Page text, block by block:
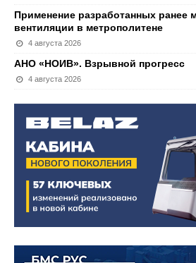
Применение разработанных ранее
вентиляции в метрополитене
4 августа 2026
АНО «НОИВ». Взрывной прогресс
4 августа 2026